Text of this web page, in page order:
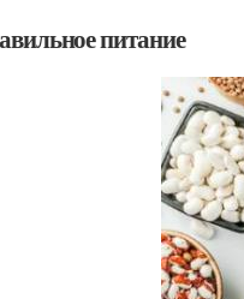
питание